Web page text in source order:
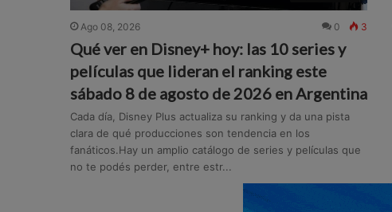
Ago 08, 2026 0 3
Qué ver en Disney+ hoy: las 10 series y
películas que lideran el ranking este
sábado 8 de agosto de 2026 en Argentina
Cada día, Disney Plus actualiza su ranking y da una pista
clara de qué producciones son tendencia en los
fanáticos.Hay un amplio catálogo de series y películas que
no te podés perder, entre estr...